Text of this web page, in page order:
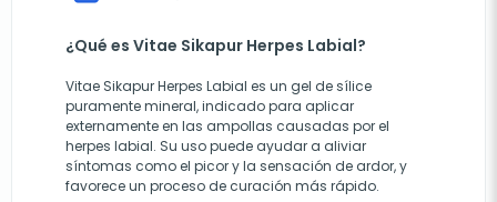
¿Qué es Vitae Sikapur Herpes Labial?
Vitae Sikapur Herpes Labial es un gel de sílice
puramente mineral, indicado para aplicar
externamente en las ampollas causadas por el
herpes labial. Su uso puede ayudar a aliviar
síntomas como el picor y la sensación de ardor, y
favorece un proceso de curación más rápido​.